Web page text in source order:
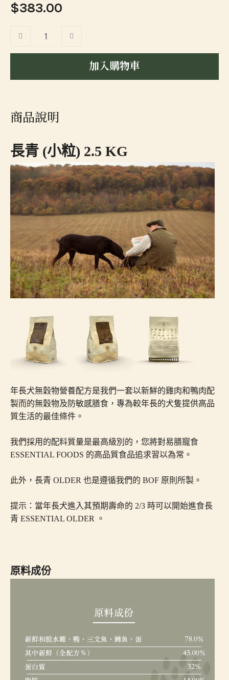
$383.00
加入購物車
商品說明
長青 (小粒) 2.5 KG
年長犬無穀物營養配方是我們一套以新鮮的雞肉和鴨肉配
製而的無穀物及防敏感膳食，專為較年長的犬隻提供高品
質生活的最佳條件。
我們採用的配料質量是最高級別的，您將對易膳寵食
ESSENTIAL FOODS 的高品質食品追求習以為常。
此外，長青 OLDER 也是遵循我們的 BOF 原則所製。
提示：當年長犬進入其預期壽命的 2/3 時可以開始進食長
青 ESSENTIAL OLDER 。
原料成份